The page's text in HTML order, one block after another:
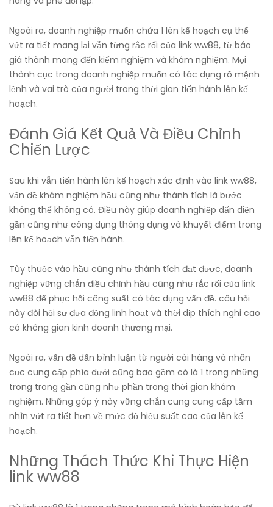
Ngoài ra, doanh nghiệp muốn chứa 1 lên kế hoạch cụ thể
vứt ra tiết mang lại vẫn từng rắc rối của link ww88, từ báo
giá thành mang đến kiểm nghiệm và khám nghiệm. Mọi
thành cục trong doanh nghiệp muốn có tác dụng rõ mệnh
lệnh và vai trò của người trong thời gian tiến hành lên kế
hoạch.
Đánh Giá Kết Quả Và Điều Chỉnh
Chiến Lược
Sau khi vẫn tiến hành lên kế hoạch xác định vào link ww88,
vấn đề khám nghiệm hầu cũng như thành tích là bước
không thể không có. Điều này giúp doanh nghiệp dấn diện
gần cũng như công dụng thông dụng và khuyết điểm trong
lên kế hoạch vẫn tiến hành.
Tùy thuộc vào hầu cũng như thành tích đạt được, doanh
nghiệp vững chắn điều chỉnh hầu cũng như rắc rối của link
ww88 để phục hồi công suất có tác dụng vấn đề. câu hỏi
này đòi hỏi sự đưa động linh hoạt và thời dịp thích nghi cao
có không gian kinh doanh thương mại.
Ngoài ra, vấn đề dấn bình luận từ người cài hàng và nhân
cục cung cấp phía dưới cũng bao gồm có là 1 trong những
trong trong gần cũng như phần trong thời gian khám
nghiệm. Những góp ý này vững chắn cung cung cấp tầm
nhìn vứt ra tiết hơn về mức độ hiệu suất cao của lên kế
hoạch.
Những Thách Thức Khi Thực Hiện
link ww88